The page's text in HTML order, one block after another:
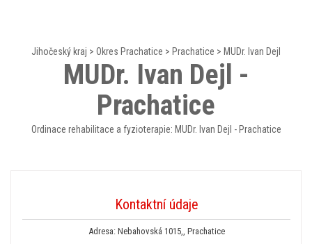
Jihočeský kraj > Okres Prachatice > Prachatice > MUDr. Ivan Dejl
MUDr. Ivan Dejl -
Prachatice
Ordinace rehabilitace a fyzioterapie: MUDr. Ivan Dejl - Prachatice
Kontaktní údaje
Adresa: Nebahovská 1015,, Prachatice